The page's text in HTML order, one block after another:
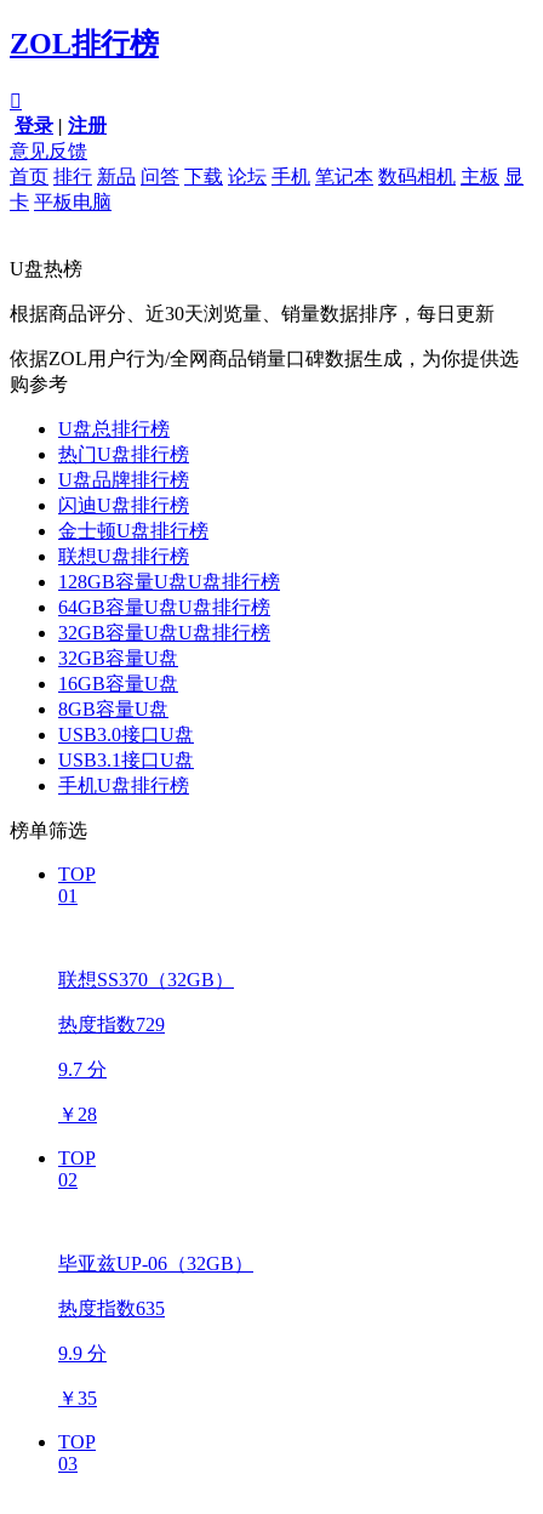
ZOL排行榜

登录 | 注册
意见反馈
首页 排行 新品 问答 下载 论坛 手机 笔记本 数码相机 主板 显
卡 平板电脑
U盘热榜
根据商品评分、近30天浏览量、销量数据排序，每日更新
依据ZOL用户行为/全网商品销量口碑数据生成，为你提供选
购参考
U盘总排行榜
热门U盘排行榜
U盘品牌排行榜
闪迪U盘排行榜
金士顿U盘排行榜
联想U盘排行榜
128GB容量U盘U盘排行榜
64GB容量U盘U盘排行榜
32GB容量U盘U盘排行榜
32GB容量U盘
16GB容量U盘
8GB容量U盘
USB3.0接口U盘
USB3.1接口U盘
手机U盘排行榜
榜单筛选
TOP
01
联想SS370（32GB）
热度指数729
9.7 分
￥ 28
TOP
02
毕亚兹UP-06（32GB）
热度指数635
9.9 分
￥35
TOP
03